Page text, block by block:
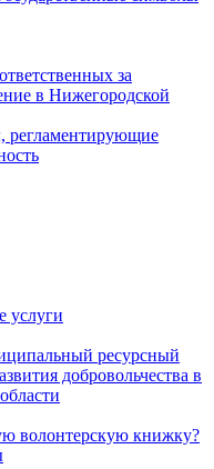
за
в Нижегородской
регламентирующие
услуги
ресурсный
добровольчества в
волонтерскую книжку?